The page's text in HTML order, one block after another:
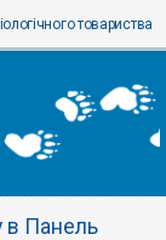
товариства
в Панель